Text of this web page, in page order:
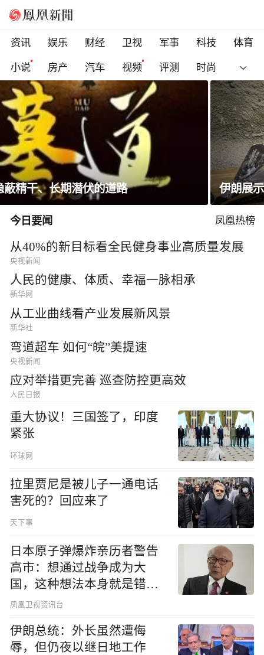
资讯 娱乐 财经 卫视 军事 科技
体育
小说
房产 汽车 视频 评测 时尚
伊朗展示美国F-15战机残骸
今日要闻 凤凰热榜
从40%的新目标看全民健身事业高质量发展
央视新闻
人民的健康、体质、幸福一脉相承
新华网
从工业曲线看产业发展新风景
新华社
弯道超车 如何“皖”美提速
央视新闻
应对举措更完善 巡查防控更高效
人民日报
重大协议！三国签了，印度
紧张
环球网
拉里贾尼是被儿子一通电话
害死的？回应来了
天下事
日本原子弹爆炸亲历者警告
高市：想通过战争成为大
国，这种想法本身就是错误
的
凤凰卫视资讯台
伊朗总统：外长虽然遭侮
辱，但仍夜以继日地工作